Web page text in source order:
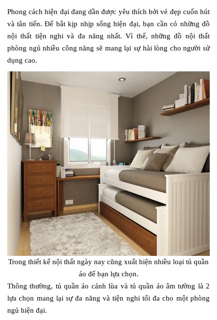
Phong cách hiện đại đang dần được yêu thích bởi vẻ đẹp cuốn hút
và tân tiến. Để bắt kịp nhịp sống hiện đại, bạn cần có những đồ
nội thất tiện nghi và đa năng nhất. Vì thế, những đồ nội thất
phòng ngủ nhiều công năng sẽ mang lại sự hài lòng cho người sử
dụng cao.
Trong thiết kế nội thất ngày nay cũng xuất hiện nhiều loại tủ quần
áo để bạn lựa chọn.
Thông thường, tủ quần áo cánh lùa và tủ quần áo âm tường là 2
lựa chọn mang lại sự đa năng và tiện nghi tối đa cho một phòng
ngủ hiện đại.